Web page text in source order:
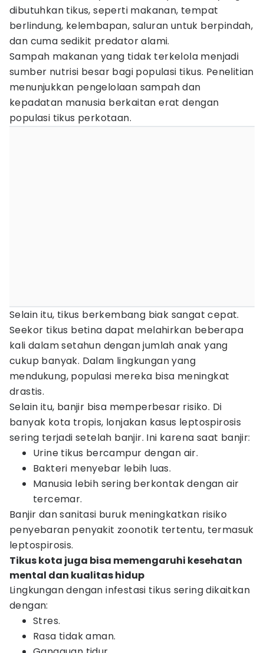
dibutuhkan tikus, seperti makanan, tempat
berlindung, kelembapan, saluran untuk berpindah,
dan cuma sedikit predator alami.
Sampah makanan yang tidak terkelola menjadi
sumber nutrisi besar bagi populasi tikus. Penelitian
menunjukkan pengelolaan sampah dan
kepadatan manusia berkaitan erat dengan
populasi tikus perkotaan.
Selain itu, tikus berkembang biak sangat cepat.
Seekor tikus betina dapat melahirkan beberapa
kali dalam setahun dengan jumlah anak yang
cukup banyak. Dalam lingkungan yang
mendukung, populasi mereka bisa meningkat
drastis.
Selain itu, banjir bisa memperbesar risiko. Di
banyak kota tropis, lonjakan kasus leptospirosis
sering terjadi setelah banjir. Ini karena saat banjir:
Urine tikus bercampur dengan air.
Bakteri menyebar lebih luas.
Manusia lebih sering berkontak dengan air
tercemar.
Banjir dan sanitasi buruk meningkatkan risiko
penyebaran penyakit zoonotik tertentu, termasuk
leptospirosis.
Tikus kota juga bisa memengaruhi kesehatan
mental dan kualitas hidup
Lingkungan dengan infestasi tikus sering dikaitkan
dengan:
Stres.
Rasa tidak aman.